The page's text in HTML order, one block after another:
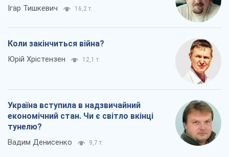
Ігар Тишкевич 16,2 т.
Коли закінчиться війна?
Юрій Хрістензен 12,1 т.
Україна вступила в надзвичайний
економічний стан. Чи є світло вкінці
тунелю?
Вадим Денисенко 9,7 т.